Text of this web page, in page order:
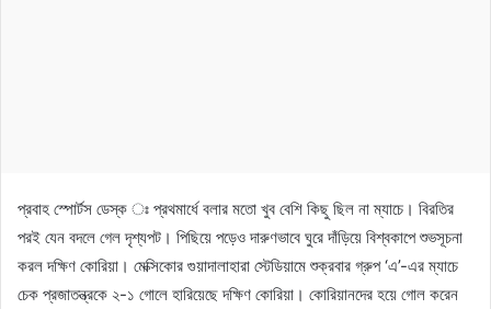
প্রবাহ স্পোর্টস ডেস্ক ঃ প্রথমার্ধে বলার মতো খুব বেশি কিছু ছিল না ম্যাচে। বিরতির
পরই যেন বদলে গেল দৃশ্যপট। পিছিয়ে পড়েও দারুণভাবে ঘুরে দাঁড়িয়ে বিশ্বকাপে শুভসূচনা
করল দক্ষিণ কোরিয়া। মেক্সিকোর গুয়াদালাহারা স্টেডিয়ামে শুক্রবার গ্রুপ ‘এ’-এর ম্যাচে
চেক প্রজাতন্ত্রকে ২-১ গোলে হারিয়েছে দক্ষিণ কোরিয়া। কোরিয়ানদের হয়ে গোল করেন